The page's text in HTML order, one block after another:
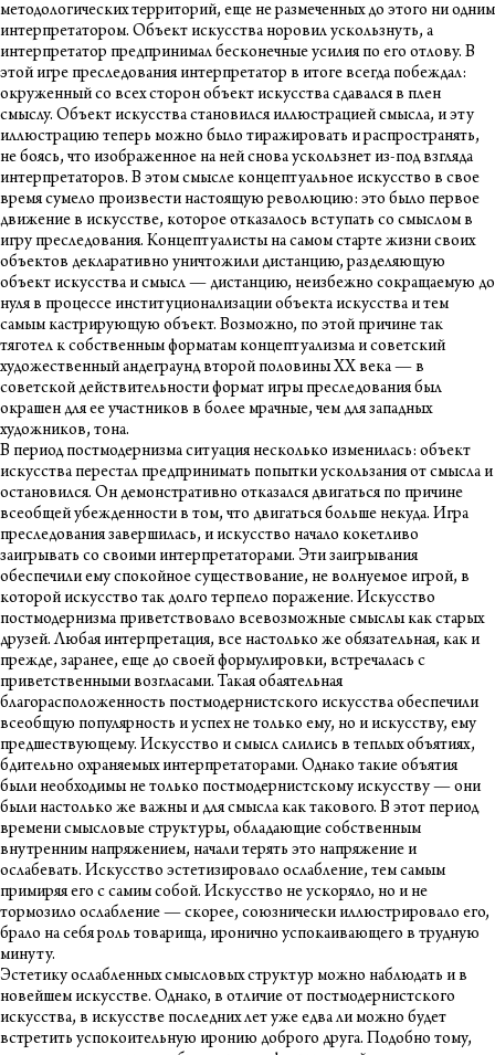
методологических территорий, еще не размеченных до этого ни одним
интерпретатором. Объект искусства норовил ускользнуть, а
интерпретатор предпринимал бесконечные усилия по его отлову. В
этой игре преследования интерпретатор в итоге всегда побеждал:
окруженный со всех сторон объект искусства сдавался в плен
смыслу. Объект искусства становился иллюстрацией смысла, и эту
иллюстрацию теперь можно было тиражировать и распространять,
не боясь, что изображенное на ней снова ускользнет из-под взгляда
интерпретаторов. В этом смысле концептуальное искусство в свое
время сумело произвести настоящую революцию: это было первое
движение в искусстве, которое отказалось вступать со смыслом в
игру преследования. Концептуалисты на самом старте жизни своих
объектов декларативно уничтожили дистанцию, разделяющую
объект искусства и смысл — дистанцию, неизбежно сокращаемую до
нуля в процессе институционализации объекта искусства и тем
самым кастрирующую объект. Возможно, по этой причине так
тяготел к собственным форматам концептуализма и советский
художественный андеграунд второй половины ХХ века — в
советской действительности формат игры преследования был
окрашен для ее участников в более мрачные, чем для западных
художников, тона.
В период постмодернизма ситуация несколько изменилась: объект
искусства перестал предпринимать попытки ускользания от смысла и
остановился. Он демонстративно отказался двигаться по причине
всеобщей убежденности в том, что двигаться больше некуда. Игра
преследования завершилась, и искусство начало кокетливо
заигрывать со своими интерпретаторами. Эти заигрывания
обеспечили ему спокойное существование, не волнуемое игрой, в
которой искусство так долго терпело поражение. Искусство
постмодернизма приветствовало всевозможные смыслы как старых
друзей. Любая интерпретация, все настолько же обязательная, как и
прежде, заранее, еще до своей формулировки, встречалась с
приветственными возгласами. Такая обаятельная
благорасположенность постмодернистского искусства обеспечили
всеобщую популярность и успех не только ему, но и искусству, ему
предшествующему. Искусство и смысл слились в теплых объятиях,
бдительно охраняемых интерпретаторами. Однако такие объятия
были необходимы не только постмодернистскому искусству — они
были настолько же важны и для смысла как такового. В этот период
времени смысловые структуры, обладающие собственным
внутренним напряжением, начали терять это напряжение и
ослабевать. Искусство эстетизировало ослабление, тем самым
примиряя его с самим собой. Искусство не ускоряло, но и не
тормозило ослабление — скорее, союзнически иллюстрировало его,
брало на себя роль товарища, иронично успокаивающего в трудную
минуту.
Эстетику ослабленных смысловых структур можно наблюдать и в
новейшем искусстве. Однако, в отличие от постмодернистского
искусства, в искусстве последних лет уже едва ли можно будет
встретить успокоительную иронию доброго друга. Подобно тому,